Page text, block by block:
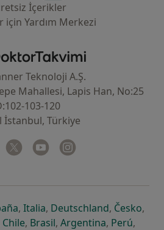
İçerikler
için Yardım Merkezi
DoktorTakvimi - Ana Sayfa
Teknoloji A.Ş.
Mahallesi, Lapis Han, No:25
103-120
İstanbul, Türkiye
Facebook
yeni bir sekmede açılır
Twitter
yeni bir sekmede açılır
Youtube
yeni bir sekmede açılır
açılır
sekmede açılır
yeni bir sekmede açılır
, Italiayeni bir sekmede açılır
, Deutschlandyeni bir
, Českoyeni
,
açılır
bir sekmede açılır
Chileyeni bir sekmede açılır
, Brasilyeni bir sekmede açılır
, Argentinayeni bir
, Perúyeni
,